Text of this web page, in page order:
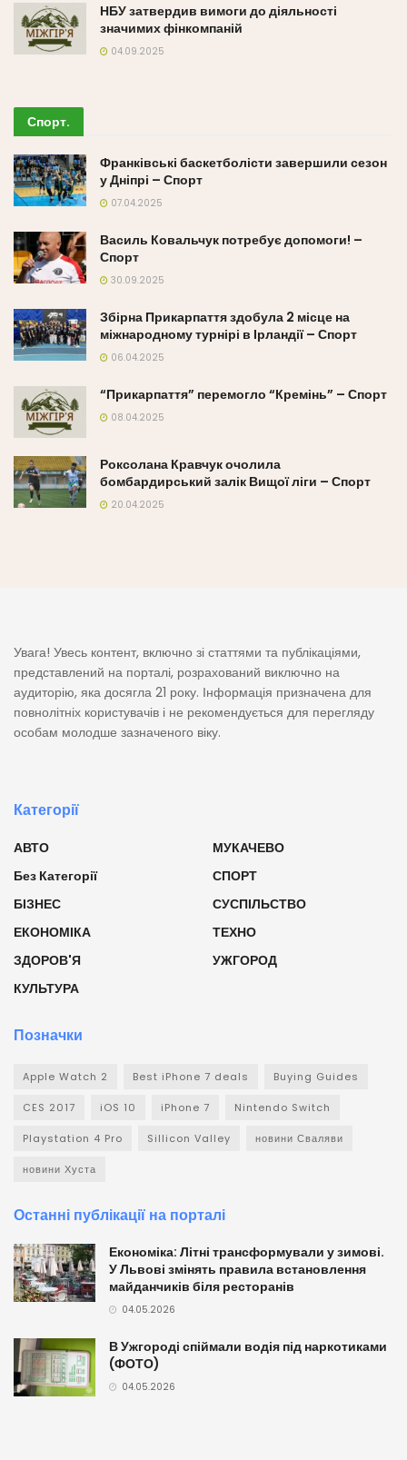
НБУ затвердив вимоги до діяльності
значимих фінкомпаній
04.09.2025
Спорт.
Франківські баскетболісти завершили сезон
у Дніпрі – Спорт
07.04.2025
Василь Ковальчук потребує допомоги! –
Спорт
30.09.2025
Збірна Прикарпаття здобула 2 місце на
міжнародному турнірі в Ірландії – Спорт
06.04.2025
“Прикарпаття” перемогло “Кремінь” – Спорт
08.04.2025
Роксолана Кравчук очолила
бомбардирський залік Вищої ліги – Спорт
20.04.2025
Увага! Увесь контент, включно зі статтями та публікаціями,
представлений на порталі, розрахований виключно на
аудиторію, яка досягла 21 року. Інформація призначена для
повнолітніх користувачів і не рекомендується для перегляду
особам молодше зазначеного віку.
Категорії
АВТО
Без Категорії
БІЗНЕС
ЕКОНОМІКА
ЗДОРОВ'Я
КУЛЬТУРА
МУКАЧЕВО
СПОРТ
СУСПІЛЬСТВО
ТЕХНО
УЖГОРОД
Позначки
Apple Watch 2 Best iPhone 7 deals Buying Guides
CES 2017 iOS 10 iPhone 7 Nintendo Switch
Playstation 4 Pro Sillicon Valley новини Сваляви
новини Хуста
Останні публікації на порталі
Економіка: Літні трансформували у зимові.
У Львові змінять правила встановлення
майданчиків біля ресторанів
04.05.2026
В Ужгороді спіймали водія під наркотиками
(ФОТО)
04.05.2026